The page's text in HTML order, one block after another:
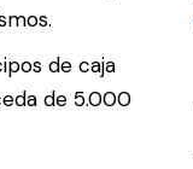
de caja
de 5.000